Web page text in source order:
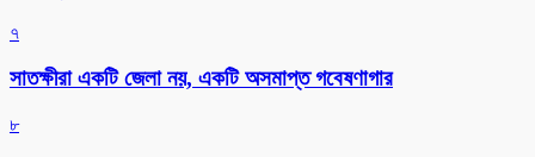
৭
সাতক্ষীরা একটি জেলা নয়, একটি অসমাপ্ত গবেষণাগার
৮